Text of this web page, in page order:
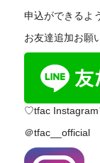
申込ができるよ
お友達追加お願
♡tfac
＠tfac__official